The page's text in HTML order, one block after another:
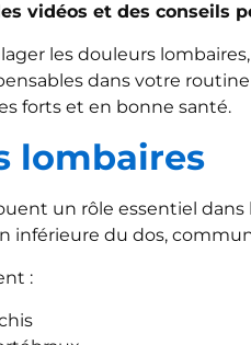
vidéos et des conseils
les douleurs
dans votre
forts et en bonne santé.
lombaires
un rôle essentiel
inférieure du dos,
: